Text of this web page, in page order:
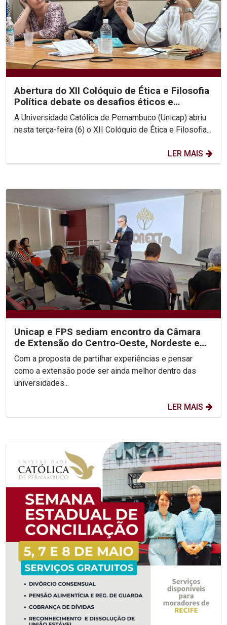
Abertura do XII Colóquio de Ética e Filosofia
Política debate os desafios éticos e
existenciais...
A Universidade Católica de Pernambuco (Unicap) abriu
nesta terça-feira (6) o XII Colóquio de Ética e Filosofia...
LER MAIS
Unicap e FPS sediam encontro da Câmara
de Extensão do Centro-Oeste, Nordeste e
Norte do Brasil
Com a proposta de partilhar experiências e pensar
como a extensão pode ser ainda melhor dentro das
universidades...
LER MAIS